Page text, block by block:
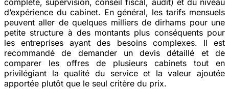
d’expérience du cabinet. En général, les tarifs mensuels
peuvent aller de quelques milliers de dirhams pour une
petite structure à des montants plus conséquents pour
les entreprises ayant des besoins complexes. Il est
recommandé de demander un devis détaillé et de
comparer les offres de plusieurs cabinets tout en
privilégiant la qualité du service et la valeur ajoutée
apportée plutôt que le seul critère du prix.